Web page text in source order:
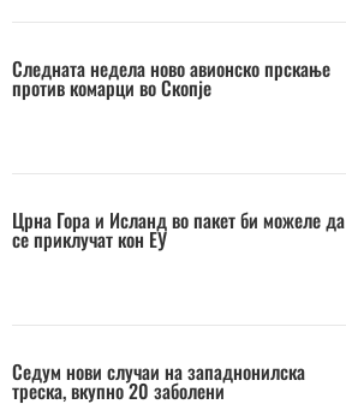
Следната недела ново авионско прскање
против комарци во Скопје
Црна Гора и Исланд во пакет би можеле да
се приклучат кон ЕУ
Седум нови случаи на западнонилска
треска, вкупно 20 заболени